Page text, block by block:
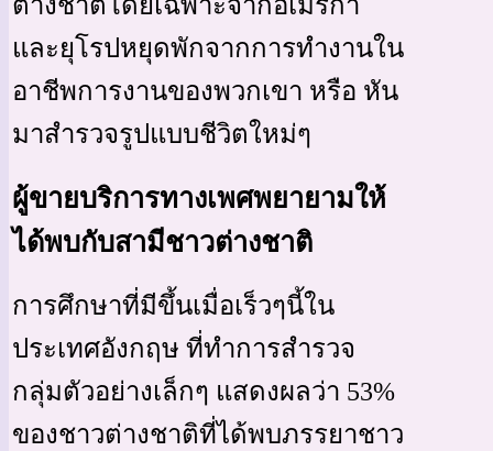
และยุโรปหยุดพักจากการทำงานใน
อาชีพการงานของพวกเขา หรือ หัน
มาสำรวจรูปแบบชีวิตใหม่ๆ
ผู้ขายบริการทางเพศพยายามให้
ได้พบกับสามีชาวต่างชาติ
การศึกษาที่มีขึ้นเมื่อเร็วๆนี้ใน
ประเทศอังกฤษ ที่ทำการสำรวจ
กลุ่มตัวอย่างเล็กๆ แสดงผลว่า 53%
ของชาวต่างชาติที่ได้พบภรรยาชาว